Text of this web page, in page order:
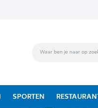
SPORTEN